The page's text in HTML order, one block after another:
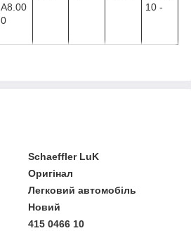
A8.00
0
10 -
Schaeffler LuK
Оригінал
Легковий автомобіль
Новий
415 0466 10